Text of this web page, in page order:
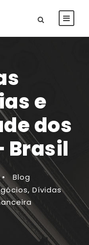
e
dos
Brasil
•
Blog
, Dívidas